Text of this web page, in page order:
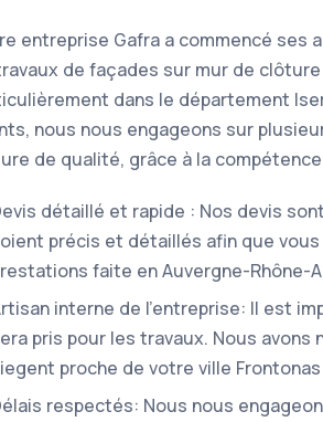
entreprise Gafra a commencé ses
de façades sur mur de
dans le département
nous nous engageons sur
de qualité, grâce à la
détaillé et rapide : Nos devis
précis et détaillés afin que
faite en Auvergne-Rhône-
interne de l'entreprise: Il est
pris pour les travaux. Nous
proche de votre ville Frontonas
respectés: Nous nous